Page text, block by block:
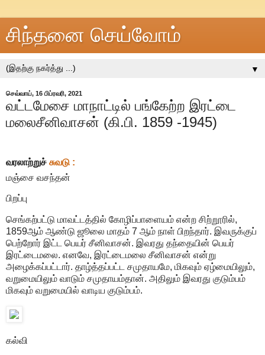
சிந்தனை செய்வோம்
▼
செவ்வாய், 16 பிப்ரவரி, 2021
வட்டமேசை மாநாட்டில் பங்கேற்ற இரட்டை
மலைசீனிவாசன் (கி.பி. 1859 -1945)
வரலாற்றுச் சுவடு :
மஞ்சை வசந்தன்
பிறப்பு
செங்கற்பட்டு மாவட்டத்தில் கோழிப்பாளையம் என்ற சிற்றூரில்,
1859ஆம் ஆண்டு ஜூலை மாதம் 7 ஆம் நாள் பிறந்தார். இவருக்குப்
பெற்றோர் இட்ட பெயர் சீனிவாசன். இவரது தந்தையின் பெயர்
இரட்டைமலை. எனவே, இரட்டைமலை சீனிவாசன் என்று
அழைக்கப்பட்டார். தாழ்த்தப்பட்ட சமுதாயமே, மிகவும் ஏழ்மையிலும்,
வறுமையிலும் வாடும் சமுதாயம்தான். அதிலும் இவரது குடும்பம்
மிகவும் வறுமையில் வாடிய குடும்பம்.
கல்வி